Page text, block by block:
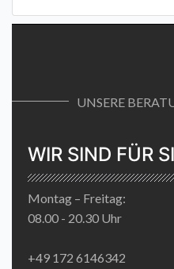
UNSERE
WIR SIND FÜR
Montag – Freitag:
08.00 - 20.30 Uhr
+49 172 6146342